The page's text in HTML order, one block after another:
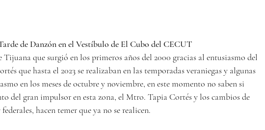
de Danzón en el Vestíbulo de El Cubo del CECUT
Tijuana que surgió en los primeros años del 2000 gracias al entusiasmo del
que hasta el 2023 se realizaban en las temporadas veraniegas y algunas
en los meses de octubre y noviembre, en este momento no saben si
del gran impulsor en esta zona, el Mtro. Tapia Cortés y los cambios de
hacen temer que ya no se realicen.